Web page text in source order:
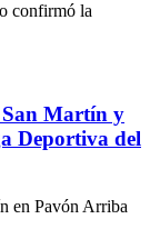
confirmó la
San Martín y
Deportiva del
en Pavón Arriba